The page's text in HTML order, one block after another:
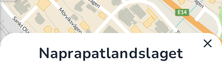
Naprapatlandslaget